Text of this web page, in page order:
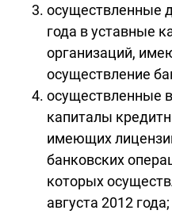
осуществленные
года в уставные
организаций,
осуществление
осуществленные
капиталы
имеющих
банковских
которых
августа 2012 года;